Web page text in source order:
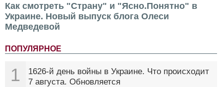
Как смотреть "Страну" и "Ясно.Понятно" в
Украине. Новый выпуск блога Олеси
Медведевой
ПОПУЛЯРНОЕ
1
1626-й день войны в Украине. Что происходит
7 августа. Обновляется